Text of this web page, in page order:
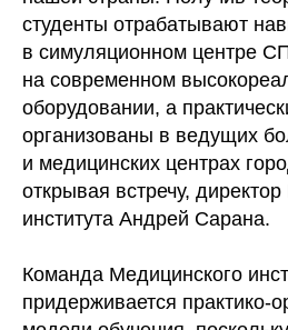
студенты отрабатывают
в симуляционном центре
на современном
оборудовании, а
организованы в ведущих
и медицинских центрах
открывая встречу,
института Андрей Сарана.
Команда Медицинского
придерживается практико-